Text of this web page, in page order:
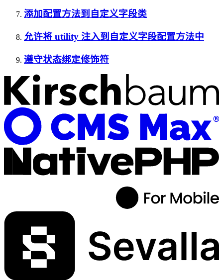
添加配置方法到自定义字段类
允许将 utility 注入到自定义字段配置方法中
遵守状态绑定修饰符